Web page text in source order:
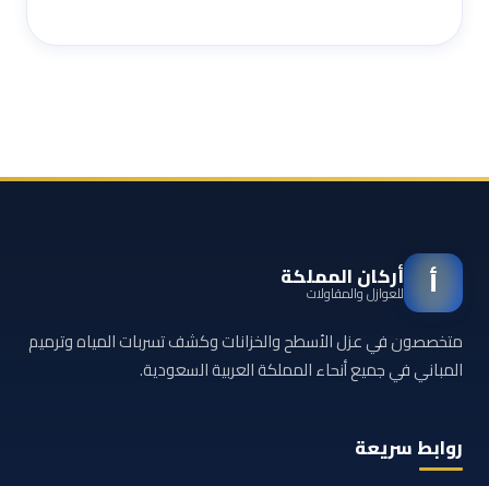
أ أركان المملكة
للعوازل والمقاولات
متخصصون في عزل الأسطح والخزانات وكشف تسربات المياه وترميم
المباني في جميع أنحاء المملكة العربية السعودية.
روابط سريعة